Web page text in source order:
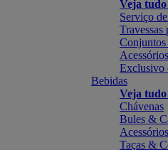
Veja tudo
Serviço
Travessas
Conjuntos
Exclusivo
Bebidas
Veja
Chávenas
Bules &
Taças &